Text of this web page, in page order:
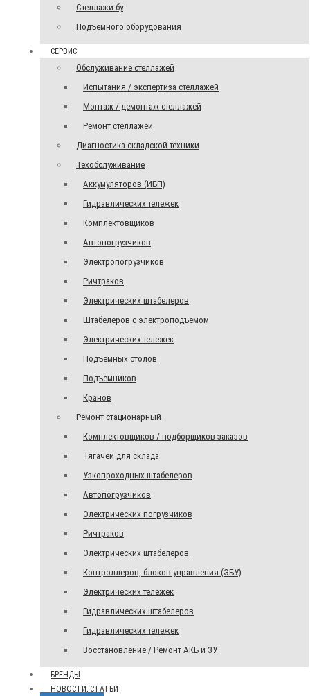
Стеллажи бу
Подъемного оборудования
СЕРВИС
Обслуживание стеллажей
Испытания / экспертиза стеллажей
Монтаж / демонтаж стеллажей
Ремонт стеллажей
Диагностика складской техники
Техобслуживание
Аккумуляторов (ИБП)
Гидравлических тележек
Комплектовщиков
Автопогрузчиков
Электропогрузчиков
Ричтраков
Электрических штабелеров
Штабелеров с электроподъемом
Электрических тележек
Подъемных столов
Подъемников
Кранов
Ремонт стационарный
Комплектовщиков / подборщиков заказов
Тягачей для склада
Узкопроходных штабелеров
Автопогрузчиков
Электрических погрузчиков
Ричтраков
Электрических штабелеров
Контроллеров, блоков управления (ЭБУ)
Электрических тележек
Гидравлических штабелеров
Гидравлических тележек
Восстановление / Ремонт АКБ и ЗУ
БРЕНДЫ
НОВОСТИ, СТАТЬИ